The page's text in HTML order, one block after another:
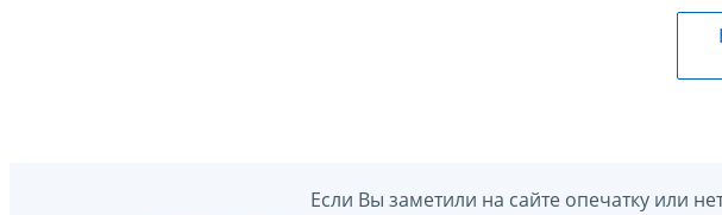
Если Вы заметили на сайте опечатку или